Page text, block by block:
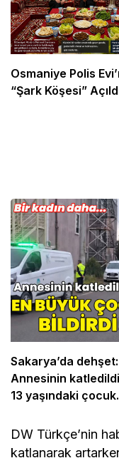
Osmaniye Polis
“Şark Köşesi”
Sakarya’da dehşet:
Annesinin
13 yaşındaki çocuk
DW Türkçe’nin
katlanarak